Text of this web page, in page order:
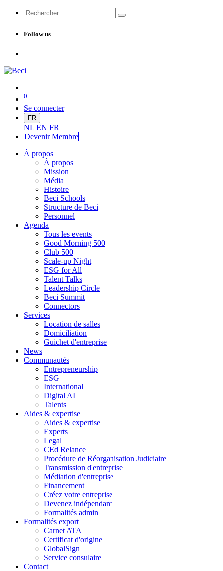
Follow us
0
Se connecter
FR
NL EN FR
Devenir Membre
À propos
À propos
Mission
Média
Histoire
Beci Schools
Structure de Beci
Personnel
Agenda
Tous les events
Good Morning 500
Club 500
Scale-up Night
ESG for All
Talent Talks
Leadership Circle
Beci Summit
Connectors
Services
Location de salles
Domiciliation
Guichet d'entreprise
News
Communautés
Entrepreneurship
ESG
International
Digital AI
Talents
Aides & expertise
Aides & expertise
Experts
Legal
CEd Relance
Procédure de Réorganisation Judiciaire
Transmission d'entreprise
Médiation d'entreprise
Financement
Créez votre entreprise
Devenez indépendant
Formalités admin
Formalités export
Carnet ATA
Certificat d'origine
GlobalSign
Service consulaire
Contact